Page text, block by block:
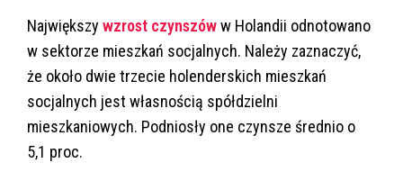
Największy wzrost czynszóww Holandii odnotowano
w sektorze mieszkań socjalnych. Należy zaznaczyć,
że około dwie trzecie holenderskich mieszkań
socjalnych jest własnością spółdzielni
mieszkaniowych. Podniosły one czynsze średnio o
5,1 proc.